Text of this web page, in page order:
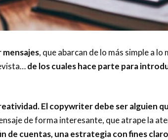
, que abarcan de lo más simple a
de los cuales hace parte para
El copywriter debe ser alguien
de forma interesante, que atrape la
de cuentas, una estrategia con fines